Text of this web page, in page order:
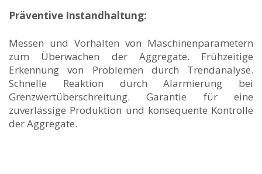
Präventive Instandhaltung:
Messen und Vorhalten von Maschinenparametern
zum Überwachen der Aggregate. Frühzeitige
Erkennung von Problemen durch Trendanalyse.
Schnelle Reaktion durch Alarmierung bei
Grenzwertüberschreitung. Garantie für eine
zuverlässige Produktion und konsequente Kontrolle
der Aggregate.